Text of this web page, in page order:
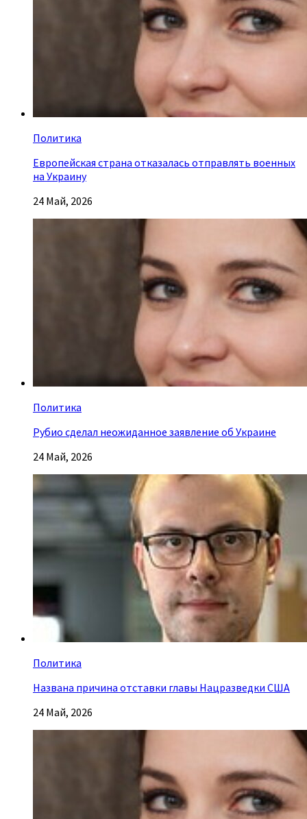
Политика
Европейская страна отказалась отправлять военных
на Украину
24 Май, 2026
Политика
Рубио сделал неожиданное заявление об Украине
24 Май, 2026
Политика
Названа причина отставки главы Нацразведки США
24 Май, 2026